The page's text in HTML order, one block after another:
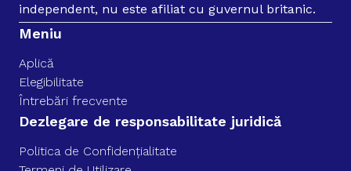
independent, nu este afiliat cu guvernul britanic.
Meniu
Aplică
Elegibilitate
Întrebări frecvente
Dezlegare de responsabilitate juridică
Politica de Confidențialitate